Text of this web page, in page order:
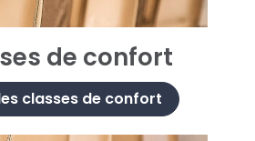
de confort
classes de confort